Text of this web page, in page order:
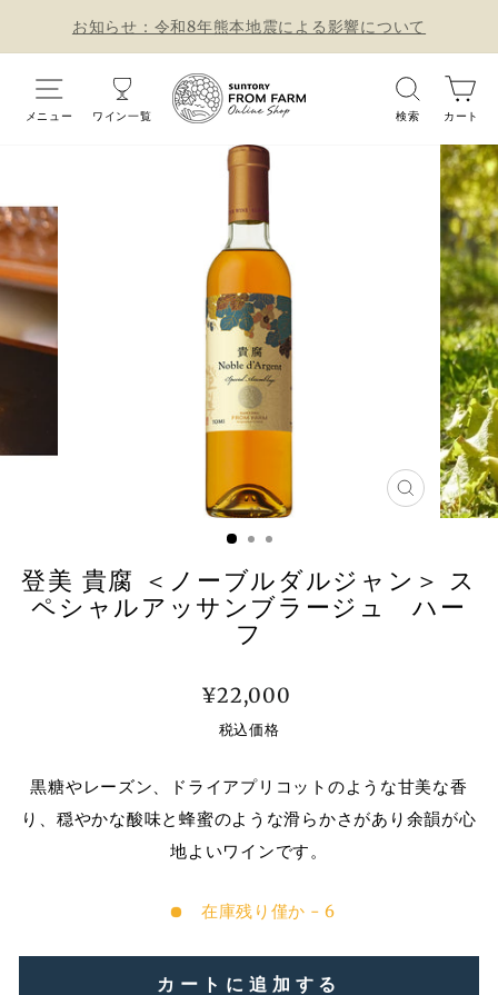
ス
キ
ッ
プ
す
ス
ラ
ド
シ
ョ
ー
止
め
る
お知らせ：令和8年熊本地震による影響について
サイトナビゲーション
メニュー
ワイン一覧
ワイン一覧 検索 カート
閉
登美 貴腐 ＜ノーブルダルジャン＞ ス
ペシャルアッサンブラージュ ハー
フ
通
常
格
¥22,000
税込価格
黒糖やレーズン、ドライアプリコットのような甘美な香
り、穏やかな酸味と蜂蜜のような滑らかさがあり余韻が心
地よいワインです。
在庫残り僅か - 6
カートに追加する